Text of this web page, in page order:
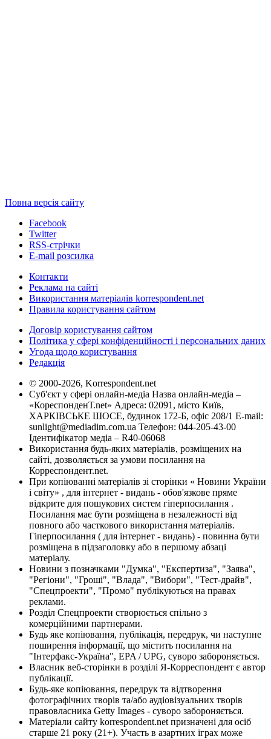
Повна версія сайту
Facebook
Twitter
RSS-стрічки
E-mail розсилка
Контакти
Реклама на сайті
Використання матеріалів korrespondent.net
Правила користування сайтом
Договір користування сайтом
Політика у сфері конфіденційності і персональних даних
Угода щодо користування
Редакція
© 2000-2026, Korrespondent.net
Суб'єкт у сфері онлайн-медіа Назва онлайн-медіа –
«КореспонденТ.net» Адреса: 02091, місто Київ,
ХАРКІВСЬКЕ ШОСЕ, будинок 172-Б, офіс 208/1 E-mail:
sunlight@mediadim.com.ua Телефон: 044-205-43-00
Ідентифікатор медіа – R40-06068
Використання будь-яких матеріалів, розміщених на
сайті, дозволяється за умови посилання на
Корреспондент.net.
При копіюванні матеріалів зі сторінки « Новини України
і світу» , для інтернет - видань - обов'язкове пряме
відкрите для пошукових систем гіперпосилання .
Посилання має бути розміщена в незалежності від
повного або часткового використання матеріалів.
Гіперпосилання ( для інтернет - видань) - повинна бути
розміщена в підзаголовку або в першому абзаці
матеріалу.
Новини з позначками "Думка", "Експертиза", "Заява",
"Регіони", "Гроші", "Влада", "Вибори", "Тест-драйв",
"Спецпроекти", "Промо" публікуються на правах
реклами.
Розділ Спецпроекти створюється спільно з
комерційними партнерами.
Будь яке копіювання, публікація, передрук, чи наступне
поширення інформації, що містить посилання на
"Інтерфакс-Україна", EPA / UPG, суворо забороняється.
Власник веб-сторінки в розділі Я-Корреспондент є автор
публікації.
Будь-яке копіювання, передрук та відтворення
фотографічних творів та/або аудіовізуальних творів
правовласника Getty Images - суворо забороняється.
Матеріали сайту korrespondent.net призначені для осіб
старше 21 року (21+). Участь в азартних іграх може